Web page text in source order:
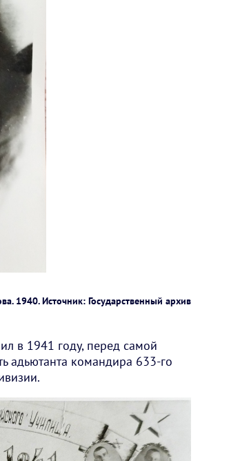
1940. Источник: Государственный архив
в 1941 году, перед самой
адьютанта командира 633-го